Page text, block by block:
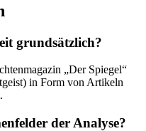
grundsätzlich?
„Der Spiegel“
in Form von Artikeln
der Analyse?